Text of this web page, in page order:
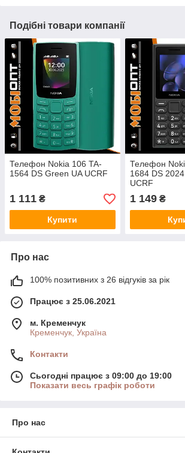
Подібні товари компанії
Телефон Nokia 106 TA-
1564 DS Green UA UCRF
1 111 ₴
Купити
Телефон
1684 DS
UCRF
1 149₴
Про нас
100% позитивних з 26 відгуків за рік
Працює з 25.06.2021
м. Кременчук
Кременчук, Україна
Контакти
Сьогодні працює з 09:00 до 19:00
Показати весь графік роботи
Про нас